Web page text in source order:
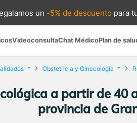
un -5% de descuento para
VideoconsultaChat MédicoPlan de
Obstetricia y Ginecología
a partir de 40
provincia de